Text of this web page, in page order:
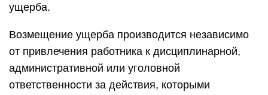
ущерба.
Возмещение ущерба производится независимо
от привлечения работника к дисциплинарной,
административной или уголовной
ответственности за действия, которыми